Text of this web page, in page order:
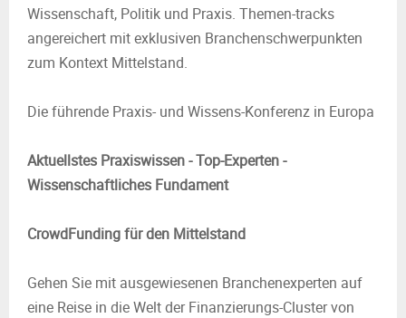
Wissenschaft, Politik und Praxis. Themen-tracks
angereichert mit exklusiven Branchen­schwer­punkten
zum Kontext Mittelstand.
Die führende Praxis- und Wissens-Konferenz in Europa
Aktuellstes Praxiswissen - Top-Experten -
Wissenschaftliches Fundament
CrowdFunding für den Mittelstand
Gehen Sie mit ausgewiesenen Branchenexperten auf
eine Reise in die Welt der Finanzierungs-Cluster von